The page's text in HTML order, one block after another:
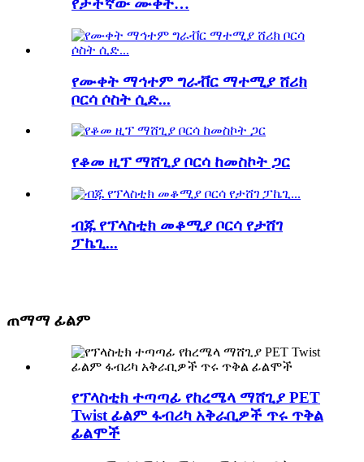
የታችኛው ሙቀት…
የሙቀት ማኅተም ግራቭር ማተሚያ ሸሪክ
ቦርሳ ሶስት ሲድ...
የቆመ ዚፕ ማሸጊያ ቦርሳ ከመስኮት ጋር
ብጁ የፕላስቲክ መቆሚያ ቦርሳ የታሸገ
ፓኬጊ...
ጠማማ ፊልም
የፕላስቲክ ተጣጣፊ የከረሜላ ማሸጊያ PET
Twist ፊልም ፋብሪካ አቅራቢዎች ጥሩ ጥቅል
ፊልሞች